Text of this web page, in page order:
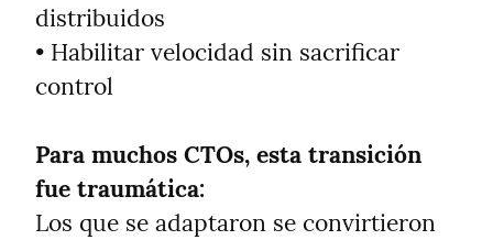
distribuidos
• Habilitar velocidad sin sacrificar
control
Para muchos CTOs, esta transición
fue traumática:
Los que se adaptaron se convirtieron